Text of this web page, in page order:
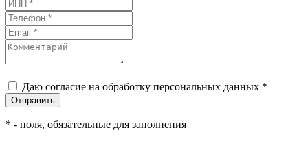
Даю согласие на обработку персональных данных *
* - поля, обязательные для заполнения